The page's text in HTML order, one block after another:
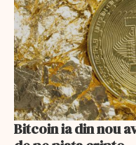
Bitcoin ia din nou